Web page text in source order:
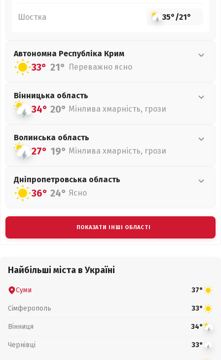
Шостка 35°/21°
Автономна Республіка Крим
33° 21° Переважно ясно
Вінницька область
34° 20° Мінлива хмарність, грози
Волинська область
27° 19° Мінлива хмарність, грози
Дніпропетровська область
36° 24° Ясно
ПОКАЗАТИ ІНШІ ОБЛАСТІ
Найбільші міста в Україні
Суми 37°
Сімферополь 33°
Вінниця 34°
Чернівці 33°